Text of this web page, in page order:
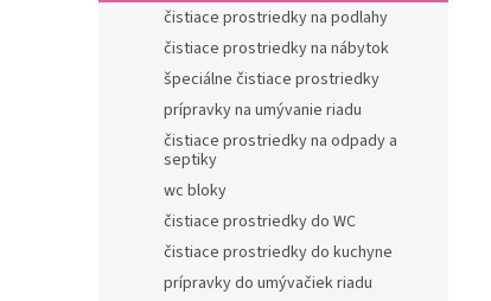
čistiace prostriedky na podlahy
čistiace prostriedky na nábytok
špeciálne čistiace prostriedky
prípravky na umývanie riadu
čistiace prostriedky na odpady a
septiky
wc bloky
čistiace prostriedky do WC
čistiace prostriedky do kuchyne
prípravky do umývačiek riadu